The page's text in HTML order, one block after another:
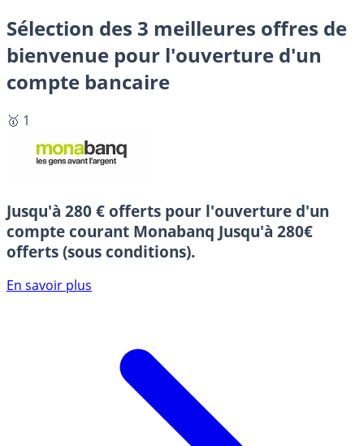
Sélection des 3 meilleures offres de
bienvenue pour l'ouverture d'un
compte bancaire
🥇 1
Jusqu'à 280 € offerts pour l'ouverture d'un
compte courant Monabanq Jusqu'à 280€
offerts (sous conditions).
En savoir plus